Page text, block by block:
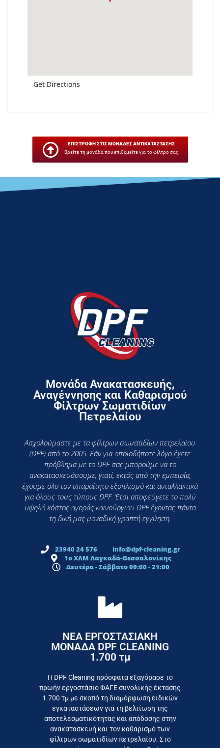
Get Directions
ΕΠΙΣΤΡΟΦΗ ΣΤΙΣ ΜΟΝΑΔΕΣ ΑΝΤΙΚΑΤΑΣΤΑΣΗΣ
Βρείτε τη μονάδα που επιθυμείτε για το φίλτρο σας
Μονάδα Ανακατασκευής,
Αναγέννησης και Καθαρισμού
Φίλτρων Σωματιδίων
Πετρελαίου
Ασχολούμαστε με τα φίλτρων σωματιδίων πετρελαίου
(DPF) από το 2005. Εάν για οποιοδήποτε λόγο έχετε
πρόβλημα με το DPF σας μπορούμε να το
ανακατασκευάσουμε, γιατί, εκτός από την εμπειρία,
έχουμε όλο τον απαραίτητο εξοπλισμό και ανταλλακτικά
για όλους τους τύπους DPF. Έτσι αποφεύγετε το πολύ
υψηλό κόστος αγοράς καινούργιου DPF έχοντας πάντα
τη δική μας μοναδική γραπτή εγγύηση.
23940 24 576
info@dpf-cleaning.gr
1ο ΧΛΜ Λαγκαδά-Θεσσαλονίκης
Δευτέρα - Σάββατο 09:00 - 21:00
ΝΕΑ ΕΡΓΟΣΤΑΣΙΑΚΗ
ΜΟΝΑΔΑ DPF CLEANING
1.700 τμ
Η DPF Cleaning πρόσφατα εξαγόρασε το
πρωήν εργοστάσιο ΦΑΓΕ συνολικής έκτασης
1.700 τμ με σκοπό τη διαμόρφωση ειδικών
εγκαταστάσεων για τη βελτίωση της
αποτελεσματικότητας και απόδοσης στην
ανακατασκευή και τον καθαρισμό των
φίλτρων σωματιδίων πετρελαίου. Στο
Εργαζόμαστε καθημερινά για
το συμφέρον του τελικού
καταναλωτή